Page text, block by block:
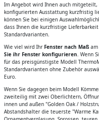
Im Angebot wird Ihnen auch
konfigurierten Ausstattung kurzfristig
können Sie bei einigen
dass Ihnen die kurzfristige
Standardvarianten.
Wie viel wird Ihr Fenster nach Maßam
Sie ihr Fenster konfigurieren. Wenn
für das preisgünstigste Modell
Standardvarianten ohne Zubehör
Euro.
Wenn Sie dagegen beim Modell
zweiteilig mit zwei Oberlichtern,
innen und außen "Golden Oak /
Abstandshalter die teuerste "Warme